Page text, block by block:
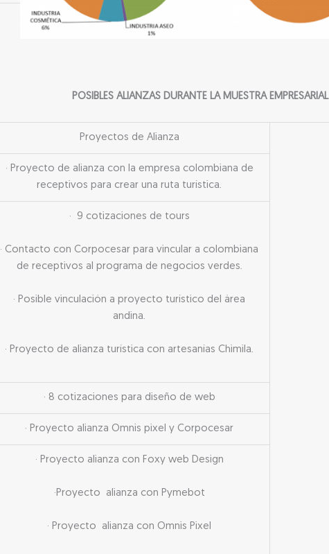
POSIBLES ALIANZAS DURANTE LA MUESTRA EMPRESARIAL
Proyectos de Alianza
· Proyecto de alianza con la empresa colombiana de
receptivos para crear una ruta turística.
· 9 cotizaciones de tours
· Contacto con Corpocesar para vincular a colombiana
de receptivos al programa de negocios verdes.
· Posible vinculación a proyecto turístico del área
andina.
· Proyecto de alianza turística con artesanías Chimila.
· 8 cotizaciones para diseño de web
· Proyecto alianza Omnis pixel y Corpocesar
· Proyecto alianza con Foxy web Design
·Proyecto alianza con Pymebot
· Proyecto alianza con Omnis Pixel